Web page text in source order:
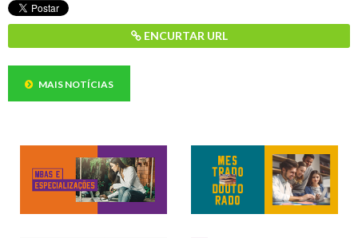
ENCURTAR URL
MAIS NOTÍCIAS